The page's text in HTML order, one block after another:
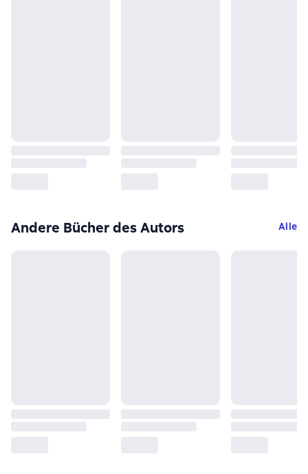
Andere Bücher des Autors Alle